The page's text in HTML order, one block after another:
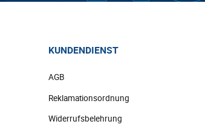
KUNDENDIENST
AGB
Reklamationsordnung
Widerrufsbelehrung